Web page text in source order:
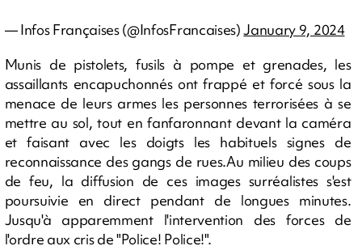
— Infos Françaises (@InfosFrancaises)January 9, 2024
Munis de pistolets, fusils à pompe et grenades, les
assaillants encapuchonnés ont frappé et forcé sous la
menace de leurs armes les personnes terrorisées à se
mettre au sol, tout en fanfaronnant devant la caméra
et faisant avec les doigts les habituels signes de
reconnaissance des gangs de rues.Au milieu des coups
de feu, la diffusion de ces images surréalistes s'est
poursuivie en direct pendant de longues minutes.
Jusqu'à apparemment l'intervention des forces de
l'ordre aux cris de "Police! Police!".